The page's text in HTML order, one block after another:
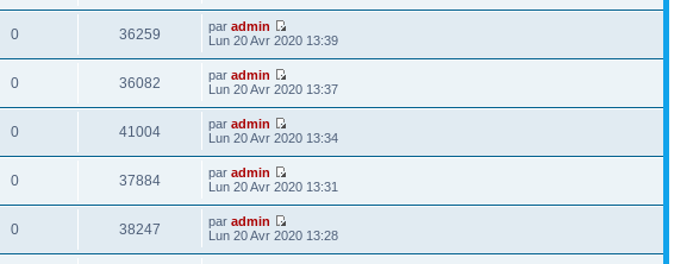
0 36259 paradmin
Lun 20 Avr 2020 13:39
0 36082 paradmin
Lun 20 Avr 2020 13:37
0 41004 paradmin
Lun 20 Avr 2020 13:34
0 37884 paradmin
Lun 20 Avr 2020 13:31
0 38247 paradmin
Lun 20 Avr 2020 13:28